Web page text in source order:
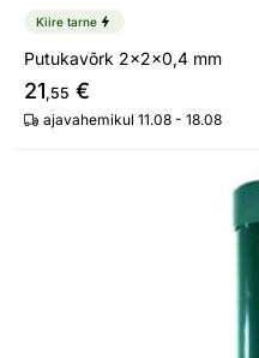
Kiire tarne
Putukavõrk 2x2x0,4 mm
21,55 €
ajavahemikul 11.08 - 18.08